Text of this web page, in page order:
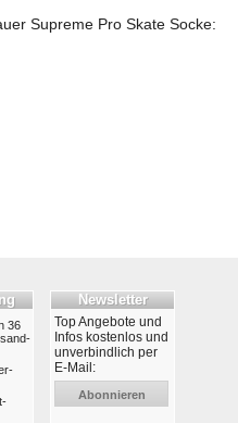
Supreme Pro Skate Socke:
36
Newsletter
Top Angebote und
Infos kostenlos und
unverbindlich per
E-Mail:
Abonnieren